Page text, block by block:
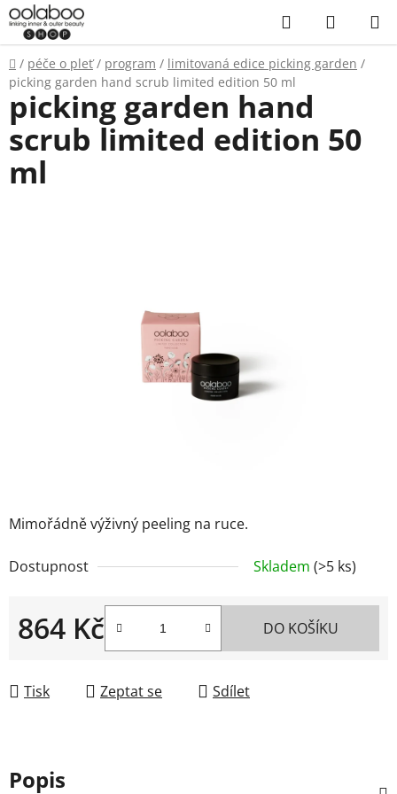
Přejít
na
obsah
Hledat
KOŠÍK
Domů
/ péče o pleť / program / limitovaná edice picking garden /
picking garden hand scrub limited edition 50 ml
Mimořádně výživný peeling na ruce.
Dostupnost Skladem (>5 ks)
864 Kč DO KOŠÍKU
Tisk Zeptat se Sdílet
picking garden hand
scrub limited edition 50
ml
Popis